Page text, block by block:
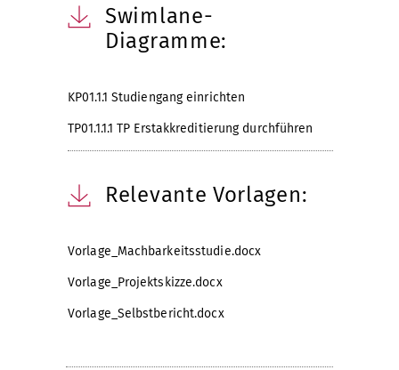
Swimlane-
Diagramme:
KP01.1.1 Studiengang einrichten
TP01.1.1.1 TP Erstakkreditierung durchführen
Relevante Vorlagen:
Vorlage_Machbarkeitsstudie.docx
Vorlage_Projektskizze.docx
Vorlage_Selbstbericht.docx